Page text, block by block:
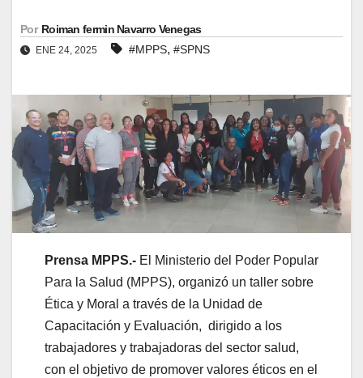
Por Roiman fermin Navarro Venegas
ENE 24, 2025 #MPPS, #SPNS
Prensa MPPS.- El Ministerio del Poder Popular
Para la Salud (MPPS), organizó un taller sobre
Ética y Moral a través de la Unidad de
Capacitación y Evaluación, dirigido a los
trabajadores y trabajadoras del sector salud,
con el objetivo de promover valores éticos en el